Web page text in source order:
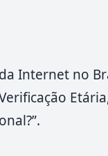
Internet no